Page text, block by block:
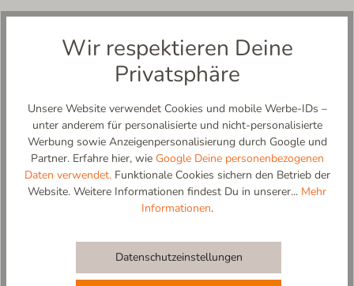
Wir respektieren Deine
Privatsphäre
Unsere Website verwendet Cookies und mobile Werbe-IDs –
unter anderem für personalisierte und nicht-personalisierte
Werbung sowie Anzeigenpersonalisierung durch Google und
Partner. Erfahre hier, wie Google Deine personenbezogenen
Daten verwendet.Funktionale Cookies sichern den Betrieb der
Website. Weitere Informationen findest Du in unserer... Mehr
Informationen.
Datenschutzeinstellungen